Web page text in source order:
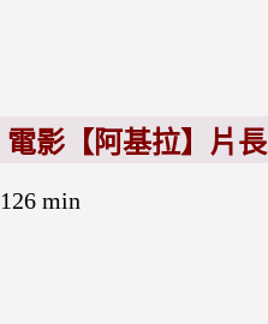
電影【阿基拉】片長
126 min